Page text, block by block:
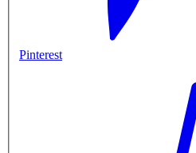
Pinterest